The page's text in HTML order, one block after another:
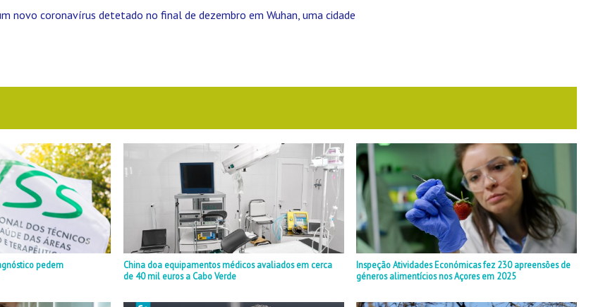
novo coronavírus detetado no final de dezembro em Wuhan, uma cidade
pedem
China doa equipamentos médicos avaliados em cerca
de 40 mil euros a Cabo Verde
Inspeção Atividades Económicas fez 230 apreensões de
géneros alimentícios nos Açores em 2025